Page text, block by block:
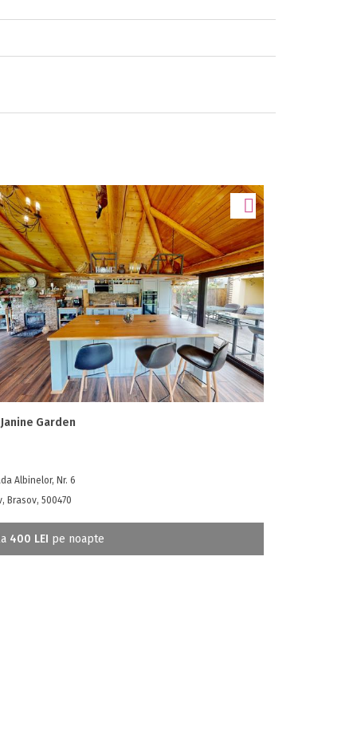
Garden
Albinelor, Nr. 6
Brasov, 500470
400 LEI pe noapte